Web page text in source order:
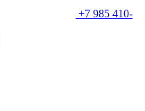
+7 985 410-